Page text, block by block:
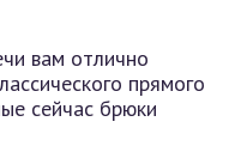
вам отлично
прямого
сейчас брюки